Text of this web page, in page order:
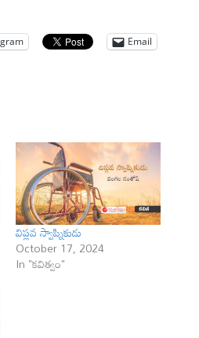
Email
విప్లవ స్వాప్నికుడు
October 17, 2024
In "కవిత్వం"